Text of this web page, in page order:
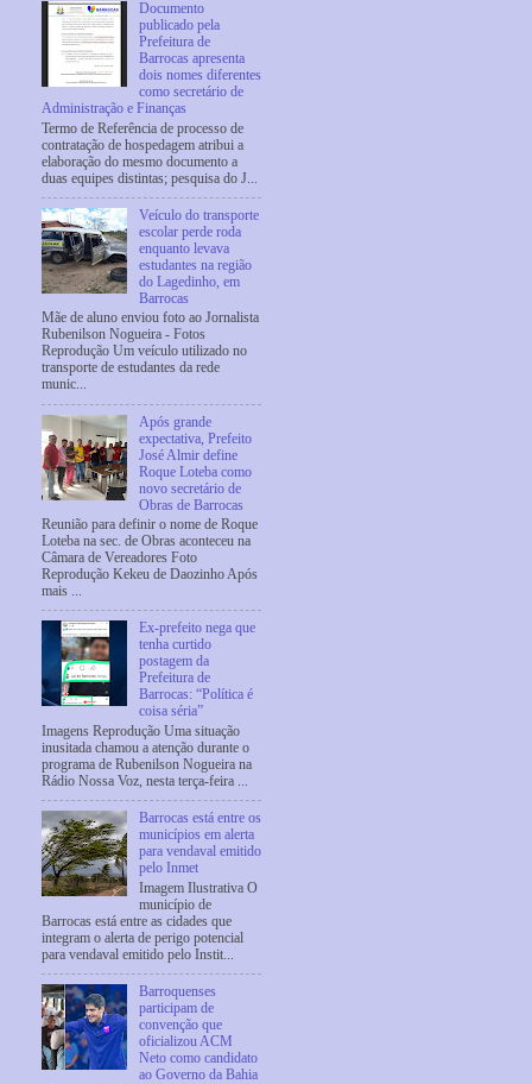
Documento
publicado pela
Prefeitura de
Barrocas apresenta
dois nomes diferentes
como secretário de
Administração e Finanças
Termo de Referência de processo de
contratação de hospedagem atribui a
elaboração do mesmo documento a
duas equipes distintas; pesquisa do J...
Veículo do transporte
escolar perde roda
enquanto levava
estudantes na região
do Lagedinho, em
Barrocas
Mãe de aluno enviou foto ao Jornalista
Rubenilson Nogueira - Fotos
Reprodução Um veículo utilizado no
transporte de estudantes da rede
munic...
Após grande
expectativa, Prefeito
José Almir define
Roque Loteba como
novo secretário de
Obras de Barrocas
Reunião para definir o nome de Roque
Loteba na sec. de Obras aconteceu na
Câmara de Vereadores Foto
Reprodução Kekeu de Daozinho Após
mais ...
Ex-prefeito nega que
tenha curtido
postagem da
Prefeitura de
Barrocas: “Política é
coisa séria”
Imagens Reprodução Uma situação
inusitada chamou a atenção durante o
programa de Rubenilson Nogueira na
Rádio Nossa Voz, nesta terça-feira ...
Barrocas está entre os
municípios em alerta
para vendaval emitido
pelo Inmet
Imagem Ilustrativa O
município de
Barrocas está entre as cidades que
integram o alerta de perigo potencial
para vendaval emitido pelo Instit...
Barroquenses
participam de
convenção que
oficializou ACM
Neto como candidato
ao Governo da Bahia